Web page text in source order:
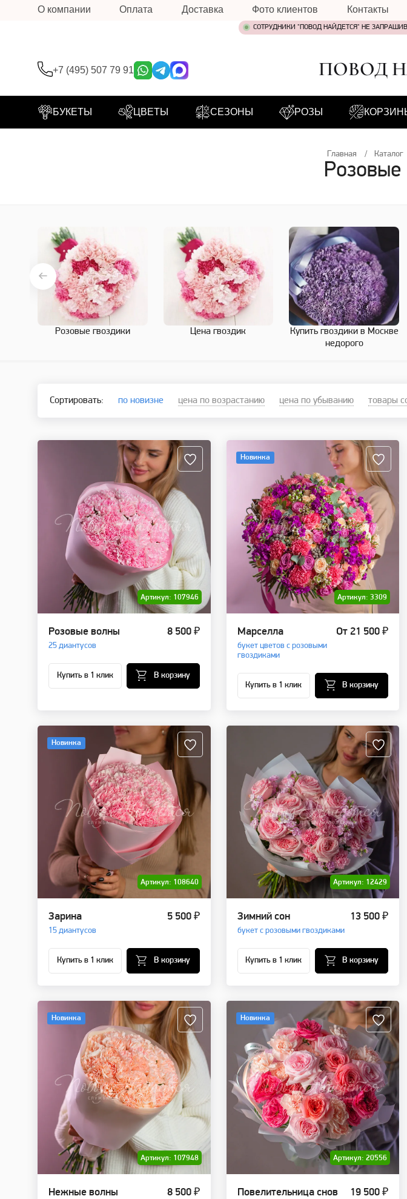
О компании Оплата Доставка Фото клиентов Контакты
СОТРУДНИКИ "ПОВОД НАЙДЕТСЯ" НЕ
+7 (495) 507 79 91 ПОВОД
БУКЕТЫ ЦВЕТЫ СЕЗОНЫ РОЗЫ
Главная Каталог
Розовые
Розовые гвоздики Цена гвоздик
Купить гвоздики в Москве
недорого
Сортировать: по новизне цена по возрастанию цена по убыванию товары
Артикул: 107946
Розовые волны
25 диантусов
8 500 ₽
Купить в 1 клик В корзину
Новинка
Артикул: 3309
Марселла
букет цветов с розовыми
гвоздиками
От 21 500 ₽
Купить в 1 клик В корзину
Новинка
Артикул: 108640
Зарина
15 диантусов
5 500 ₽
Купить в 1 клик В корзину
Артикул: 12429
Зимний сон
букет с розовыми гвоздиками
13 500 ₽
Купить в 1 клик В корзину
Новинка
Артикул: 107948
Нежные волны 8 500 ₽
Новинка
Артикул: 20556
Повелительница снов 19 500 ₽